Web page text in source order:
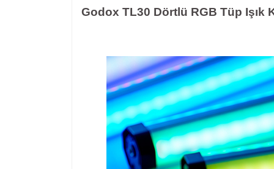
Godox TL30 Dörtlü RGB Tüp Işık